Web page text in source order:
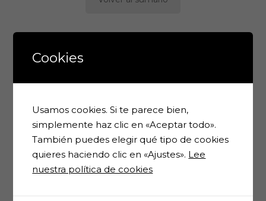
Nº 20 (enero
2002)
Nº 22 (Agosto
2002)
Nº 23 (Diciembre
2002)
Nº 24 (Abril
Cookies
Usamos cookies. Si te parece bien,
simplemente haz clic en «Aceptar todo».
También puedes elegir qué tipo de cookies
quieres haciendo clic en «Ajustes». Lee
nuestra política de cookies